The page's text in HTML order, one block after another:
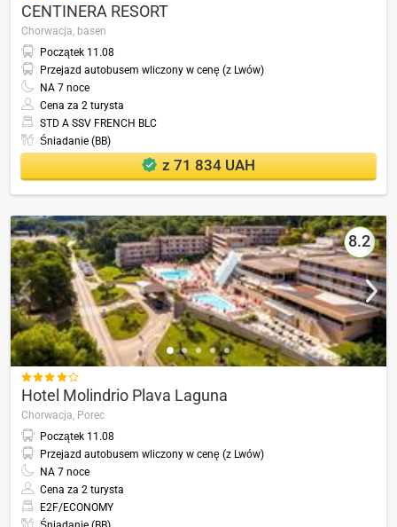
CENTINERA RESORT
Chorwacja, basen
Początek 11.08
Przejazd autobusem wliczony w cenę (z Lwów)
NA 7 noce
Cena za 2 turysta
STD A SSV FRENCH BLC
Śniadanie (BB)
z 71 834 UAH
8.2

Hotel Molindrio Plava Laguna
Chorwacja, Porec
Początek 11.08
Przejazd autobusem wliczony w cenę (z Lwów)
NA 7 noce
Cena za 2 turysta
E2F/ECONOMY